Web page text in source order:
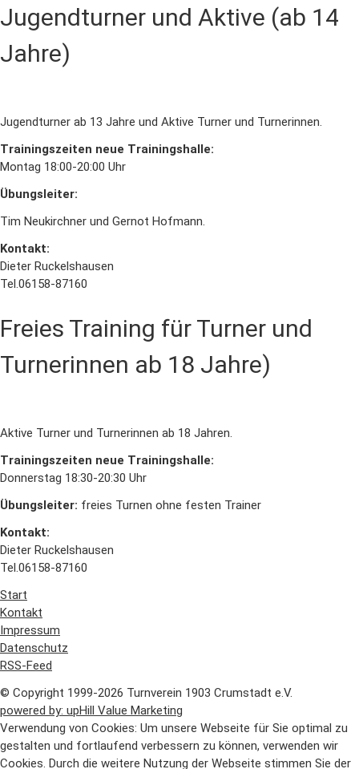
Jugendturner und Aktive (ab 14
Jahre)
Jugendturner ab 13 Jahre und Aktive Turner und Turnerinnen.
Trainingszeiten neue Trainingshalle:
Montag 18:00-20:00 Uhr
Übungsleiter:
Tim Neukirchner und Gernot Hofmann.
Kontakt:
Dieter Ruckelshausen
Tel.06158-87160
Freies Training für Turner und
Turnerinnen ab 18 Jahre)
Aktive Turner und Turnerinnen ab 18 Jahren.
Trainingszeiten neue Trainingshalle:
Donnerstag 18:30-20:30 Uhr
Übungsleiter: freies Turnen ohne festen Trainer
Kontakt:
Dieter Ruckelshausen
Tel.06158-87160
Start
Kontakt
Impressum
Datenschutz
RSS-Feed
© Copyright 1999-2026 Turnverein 1903 Crumstadt e.V.
powered by: upHill Value Marketing
Verwendung von Cookies: Um unsere Webseite für Sie optimal zu
gestalten und fortlaufend verbessern zu können, verwenden wir
Cookies. Durch die weitere Nutzung der Webseite stimmen Sie der